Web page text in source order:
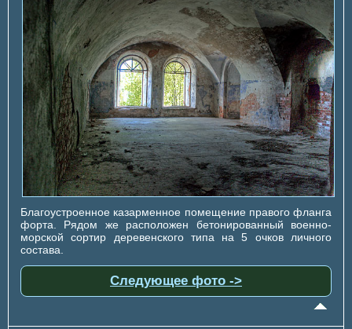
Благоустроенное казарменное помещение правого фланга
форта. Рядом же расположен бетонированный военно-
морской сортир деревенского типа на 5 очков личного
состава.
Следующее фото ->